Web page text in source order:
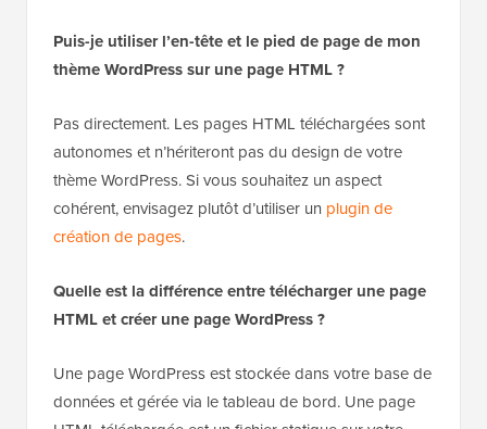
Puis-je utiliser l’en-tête et le pied de page de mon
thème WordPress sur une page HTML ?
Pas directement. Les pages HTML téléchargées sont
autonomes et n’hériteront pas du design de votre
thème WordPress. Si vous souhaitez un aspect
cohérent, envisagez plutôt d’utiliser un plugin de
création de pages.
Quelle est la différence entre télécharger une page
HTML et créer une page WordPress ?
Une page WordPress est stockée dans votre base de
données et gérée via le tableau de bord. Une page